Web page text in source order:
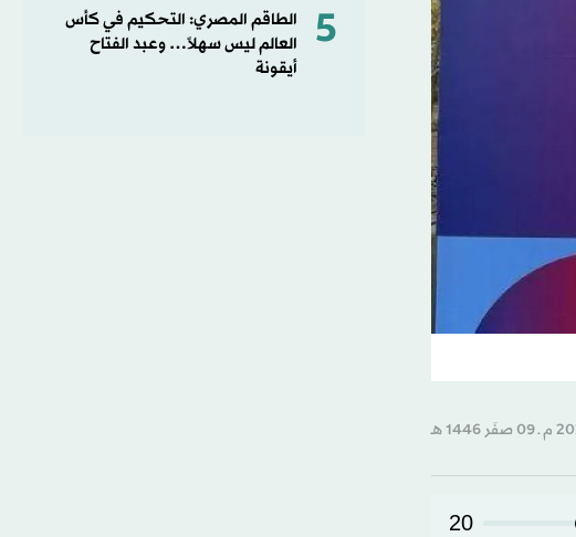
20
5
الطاقم المصري: التحكيم في كأس
العالم ليس سهلاً… وعبد الفتاح
أيقونة